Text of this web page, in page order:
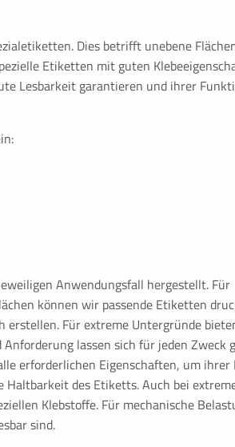
Dies betrifft unebene
Etiketten mit guten
Lesbarkeit garantieren und ihrer
Anwendungsfall hergestellt. Für
können wir passende Etiketten
erstellen. Für extreme Untergründe
lassen sich für jeden Zweck
erforderlichen Eigenschaften, um ihrer
des Etiketts. Auch bei
Klebstoffe. Für mechanische
sind.
Daten-Identifikator.
Im Browser des
werden.